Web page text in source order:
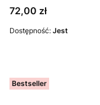
Cena
72,00 zł
Dostępność: Jest
Bestseller